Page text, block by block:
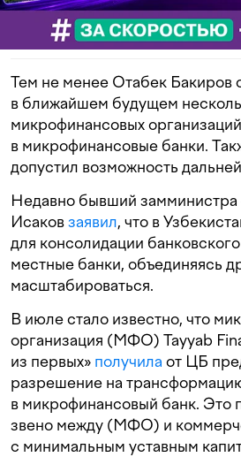
Тем не менее Отабек Бакиров
в ближайшем будущем
микрофинансовых
в микрофинансовые банки.
допустил возможность
Недавно бывший
Исаковзаявил, что в
для консолидации
местные банки, объединяясь
масштабироваться.
В июле стало известно, что
организация (МФО) Tayyab
из первых» получила от ЦБ
разрешение на
в микрофинансовый банк. Это
звено между (МФО) и
с минимальным уставным